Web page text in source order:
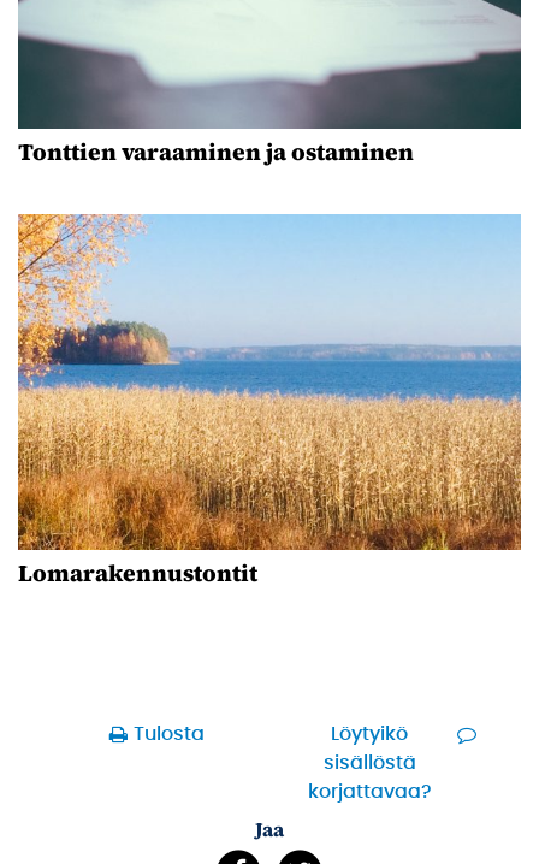
Tonttien varaaminen ja ostaminen
Lomarakennustontit
Tulosta
Löytyikö
sisällöstä
korjattavaa?
Jaa